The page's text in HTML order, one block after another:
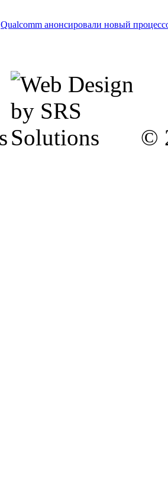
Qualcomm анонсировали новый
©